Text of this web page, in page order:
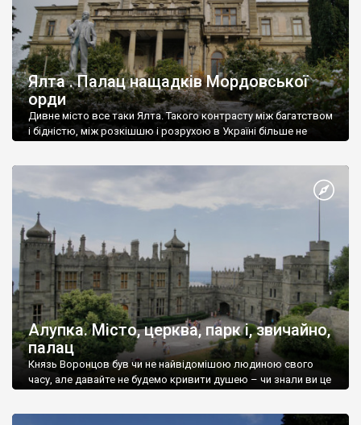
Ялта . Палац нащадків Мордовської
орди
Дивне місто все таки Ялта. Такого контрасту між багатством
і бідністю, між розкішшю і розрухою в Україні більше не
Алупка. Місто, церква, парк і, звичайно,
палац
Князь Воронцов був чи не найвідомішою людиною свого
часу, але давайте не будемо кривити душею – чи знали ви це